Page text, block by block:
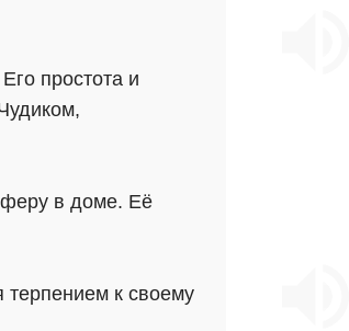
простота и
в доме. Её
к своему